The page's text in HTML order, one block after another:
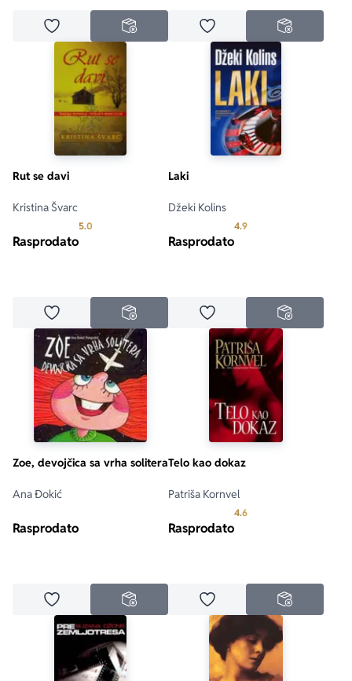
Dodaj u omiljeneNEDOSTUPNO Dodaj u omiljene
Rut se davi
Kristina Švarc
5.0
Rasprodato
Dodaj u omiljeneNEDOSTUPNO
Laki
Džeki Kolins
4.9Prosecna ocena je 4.9
Rasprodato
Dodaj u omiljene
Zoe, devojčica sa vrha solitera
Ana Đokić
Rasprodato
Dodaj u omiljeneNEDOSTUPNO
Telo kao dokaz
Patriša Kornvel
4.6Prosecna ocena je 4.6
Rasprodato
Dodaj u omiljene